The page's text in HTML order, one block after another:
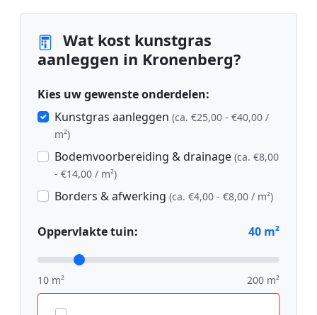
Wat kost kunstgras
aanleggen in Kronenberg?
Kies uw gewenste onderdelen:
Kunstgras aanleggen (ca. €25,00 - €40,00 /
m²)
Bodemvoorbereiding & drainage (ca. €8,00
- €14,00 / m²)
Borders & afwerking (ca. €4,00 - €8,00 / m²)
Oppervlakte tuin: 40 m²
10 m² 200 m²